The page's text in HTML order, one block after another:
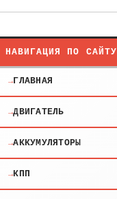
НАВИГАЦИЯ ПО САЙТУ
ГЛАВНАЯ
ДВИГАТЕЛЬ
АККУМУЛЯТОРЫ
КПП